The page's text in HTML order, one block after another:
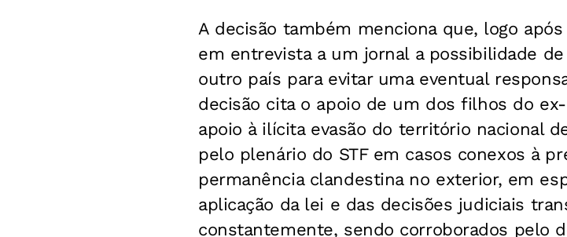
A decisão também menciona que, logo
em entrevista a um jornal a possibilidade
outro país para evitar uma eventual
decisão cita o apoio de um dos filhos do
apoio à ilícita evasão do território nacional
pelo plenário do STF em casos conexos à
permanência clandestina no exterior, em
aplicação da lei e das decisões judiciais
constantemente, sendo corroborados pelo